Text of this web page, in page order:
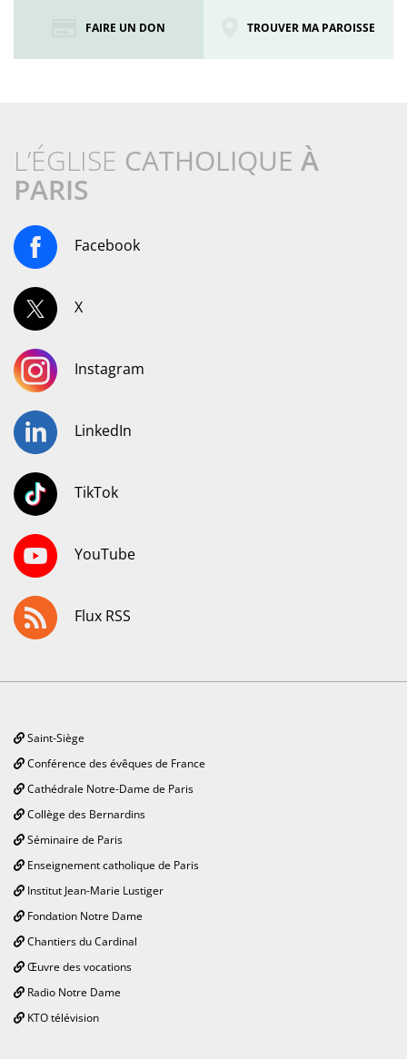
FAIRE UN DON TROUVER MA PAROISSE
L’ÉGLISE CATHOLIQUE À
PARIS
Facebook
X
Instagram
LinkedIn
TikTok
YouTube
Flux RSS
Saint-Siège
Conférence des évêques de France
Cathédrale Notre-Dame de Paris
Collège des Bernardins
Séminaire de Paris
Enseignement catholique de Paris
Institut Jean-Marie Lustiger
Fondation Notre Dame
Chantiers du Cardinal
Œuvre des vocations
Radio Notre Dame
KTO télévision